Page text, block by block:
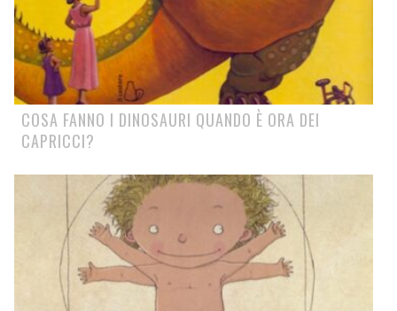
COSA FANNO I DINOSAURI QUANDO È ORA DEI
CAPRICCI?